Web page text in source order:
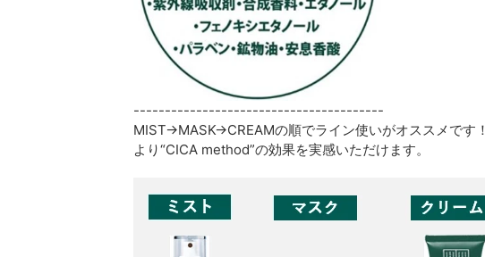
----------------------------------------
MIST→MASK→CREAMの順でライン使いがオススメです！
より“CICA method”の効果を実感いただけます。